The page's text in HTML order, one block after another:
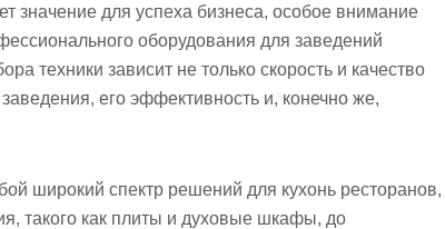
значение для успеха бизнеса, особое внимание
оборудования для заведений
техники зависит не только скорость и качество
его эффективность и, конечно же,
широкий спектр решений для кухонь ресторанов,
такого как плиты и духовые шкафы, до